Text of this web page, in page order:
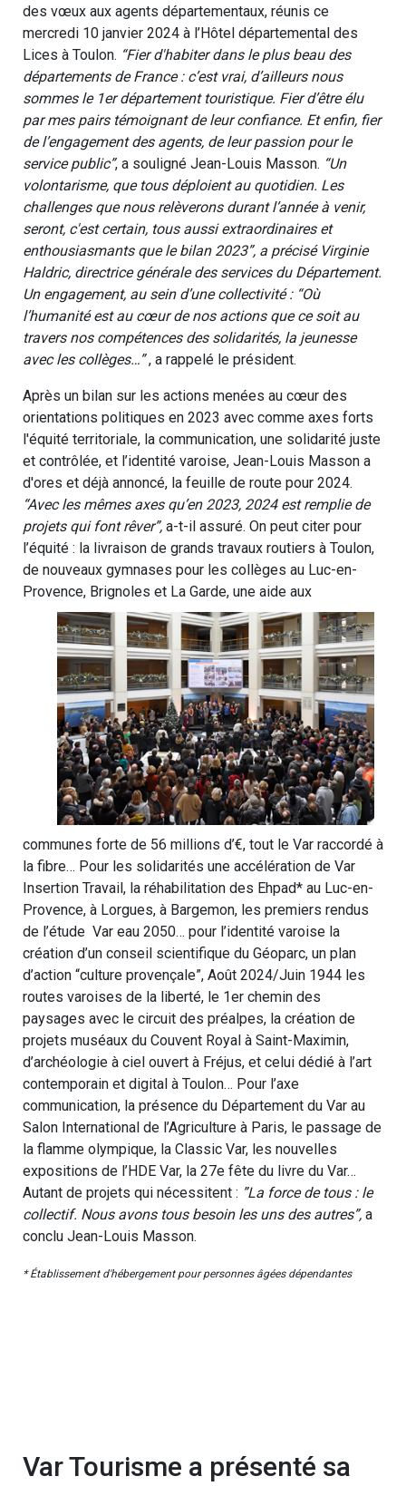
des vœux aux agents départementaux, réunis ce
mercredi 10 janvier 2024 à l’Hôtel départemental des
Lices à Toulon. “Fier d'habiter dans le plus beau des
départements de France : c’est vrai, d’ailleurs nous
sommes le 1er département touristique. Fier d’être élu
par mes pairs témoignant de leur confiance. Et enfin, fier
de l’engagement des agents, de leur passion pour le
service public”, a souligné Jean-Louis Masson. “Un
volontarisme, que tous déploient au quotidien. Les
challenges que nous relèverons durant l’année à venir,
seront, c'est certain, tous aussi extraordinaires et
enthousiasmants que le bilan 2023”, a précisé Virginie
Haldric, directrice générale des services du Département.
Un engagement, au sein d’une collectivité : “Où
l’humanité est au cœur de nos actions que ce soit au
travers nos compétences des solidarités, la jeunesse
avec les collèges…”, a rappelé le président.
Après un bilan sur les actions menées au cœur des
orientations politiques en 2023 avec comme axes forts
l'équité territoriale, la communication, une solidarité juste
et contrôlée, et l’identité varoise, Jean-Louis Masson a
d'ores et déjà annoncé, la feuille de route pour 2024.
“Avec les mêmes axes qu’en 2023, 2024 est remplie de
projets qui font rêver”, a-t-il assuré. On peut citer pour
l’équité : la livraison de grands travaux routiers à Toulon,
de nouveaux gymnases pour les collèges au Luc-en-
Provence, Brignoles et La Garde, une aide aux
communes forte de 56 millions d’€, tout le Var raccordé à
la fibre… Pour les solidarités une accélération de Var
Insertion Travail, la réhabilitation des Ehpad* au Luc-en-
Provence, à Lorgues, à Bargemon, les premiers rendus
de l’étude Var eau 2050… pour l’identité varoise la
création d’un conseil scientifique du Géoparc, un plan
d’action “culture provençale”, Août 2024/Juin 1944 les
routes varoises de la liberté, le 1er chemin des
paysages avec le circuit des préalpes, la création de
projets muséaux du Couvent Royal à Saint-Maximin,
d’archéologie à ciel ouvert à Fréjus, et celui dédié à l’art
contemporain et digital à Toulon… Pour l’axe
communication, la présence du Département du Var au
Salon International de l’Agriculture à Paris, le passage de
la flamme olympique, la Classic Var, les nouvelles
expositions de l’HDE Var, la 27e fête du livre du Var…
Autant de projets qui nécessitent : ”La force de tous : le
collectif. Nous avons tous besoin les uns des autres”, a
conclu Jean-Louis Masson.
* Établissement d'hébergement pour personnes âgées dépendantes
Var Tourisme a présenté sa